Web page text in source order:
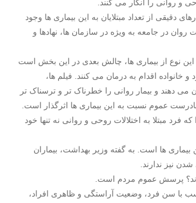
و روانی را انکار می کنند.
دقیقی از تعداد مبتلایان به این بیماری ها وجود
در جامعه به ویژه در سازمان ها، نهادها و
این نوع از بیماری ها، چالش بعدی در این بخش است
خانواده اقدام به درمان می کنند. فیلم ها،
می دهند و بیمار روانی را خطرناک تر و ترسناک تر
عموم نسبت به این بیماری ها اثرگذار است.
مبتلا به اختلالات روحی و روانی نه تنها خود
ها است. به گفته وزیر بهداشت، بیماران
نیز ندارند.
اند؟ پرسش عموم مردم است.
با سن فرد، وضعیت آراستگی و ظاهری افراد،